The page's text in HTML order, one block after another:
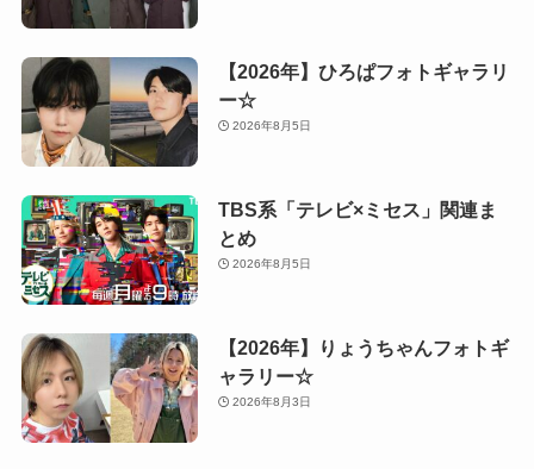
【2026年】ひろぱフォトギャラリ
ー☆
2026年8月5日
TBS系「テレビ×ミセス」関連ま
とめ
2026年8月5日
【2026年】りょうちゃんフォトギ
ャラリー☆
2026年8月3日